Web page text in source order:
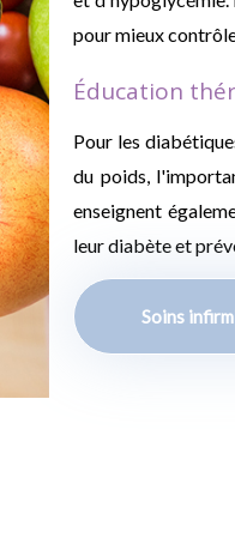
pour mieux
Éducation
Pour les
du poids,
enseignent
leur diabète et
Soins